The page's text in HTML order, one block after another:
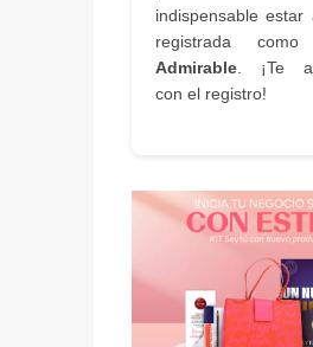
indispensable estar
registrada
Admirable . ¡Te
con el registro!